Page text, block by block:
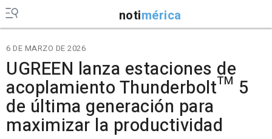
notimérica
6 DE MARZO DE 2026
UGREEN lanza estaciones de
acoplamiento Thunderbolt™ 5
de última generación para
maximizar la productividad